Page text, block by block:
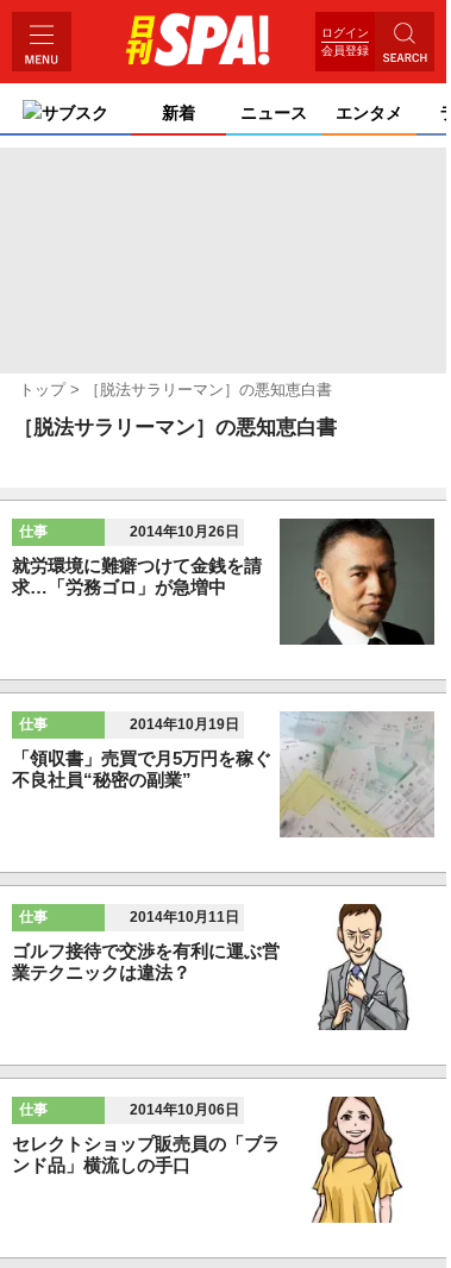
ログイン
会員登録
サブスク 新着 ニュース エンタメ
トップ ［脱法サラリーマン］の悪知恵白書
［脱法サラリーマン］の悪知恵白書
仕事 2014年10月26日
就労環境に難癖つけて金銭を請
求…「労務ゴロ」が急増中
仕事 2014年10月19日
「領収書」売買で月5万円を稼ぐ
不良社員“秘密の副業”
仕事 2014年10月11日
ゴルフ接待で交渉を有利に運ぶ営
業テクニックは違法？
仕事 2014年10月06日
セレクトショップ販売員の「ブラ
ンド品」横流しの手口